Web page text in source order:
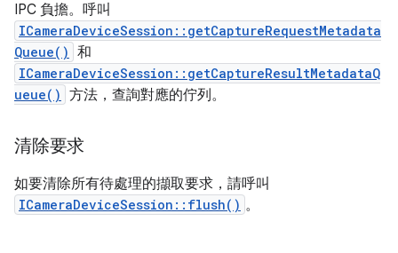
IPC 負擔。呼叫
ICameraDeviceSession::getCaptureRequestMetadata
Queue() 和
ICameraDeviceSession::getCaptureResultMetadataQ
ueue() 方法，查詢對應的佇列。
清除要求
如要清除所有待處理的擷取要求，請呼叫
ICameraDeviceSession::flush() 。